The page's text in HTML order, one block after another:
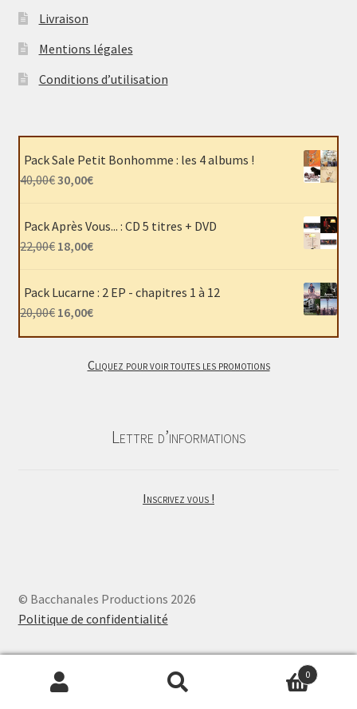
Livraison
Mentions légales
Conditions d’utilisation
Pack Sale Petit Bonhomme : les 4 albums !
40,00€ Le
initial
était :
40,00€.
30,00€Le
Pack Après Vous... : CD 5 titres + DVD
22,00€ Le
22,00€.
18,00€Le
actuel
Pack Lucarne : 2 EP - chapitres 1 à 12
20,00€ Le
était :
16,00€Le
est :
Cliquez pour voir toutes les promotions
Lettre d’informations
Inscrivez vous !
© Bacchanales Productions 2026
Politique de confidentialité
Recherche
Recherche
0